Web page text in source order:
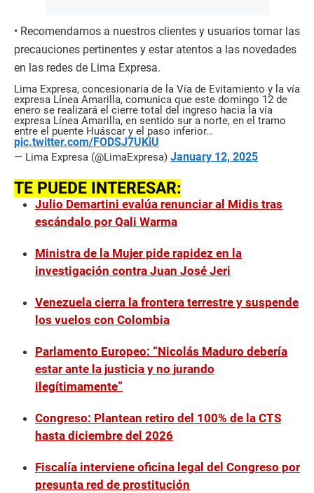
• Recomendamos a nuestros clientes y usuarios tomar las
precauciones pertinentes y estar atentos a las novedades
en las redes de Lima Expresa.
Lima Expresa, concesionaria de la Vía de Evitamiento y la vía
expresa Línea Amarilla, comunica que este domingo 12 de
enero se realizará el cierre total del ingreso hacia la vía
expresa Línea Amarilla, en sentido sur a norte, en el tramo
entre el puente Huáscar y el paso inferior…
pic.twitter.com/FODSJ7UKiU
— Lima Expresa (@LimaExpresa) January 12, 2025
TE PUEDE INTERESAR:
Julio Demartini evalúa renunciar al Midis tras
escándalo por Qali Warma
Ministra de la Mujer pide rapidez en la
investigación contra Juan José Jeri
Venezuela cierra la frontera terrestre y suspende
los vuelos con Colombia
Parlamento Europeo: “Nicolás Maduro debería
estar ante la justicia y no jurando
ilegítimamente”
Congreso: Plantean retiro del 100% de la CTS
hasta diciembre del 2026
Fiscalía interviene oficina legal del Congreso por
presunta red de prostitución